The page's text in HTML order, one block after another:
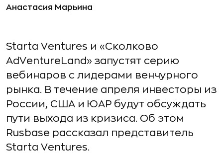
Анастасия Марьина
Starta Ventures и «Сколково
AdVentureLand» запустят серию
вебинаров с лидерами венчурного
рынка. В течение апреля инвесторы из
России, США и ЮАР будут обсуждать
пути выхода из кризиса. Об этом
Rusbase рассказал представитель
Starta Ventures.